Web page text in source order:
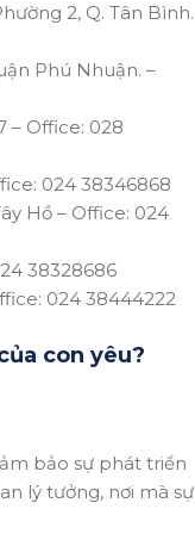
2, Q. Tân Bình.
Phú Nhuận. –
– Office: 028
024 38346868
Hồ – Office: 024
38328686
024 38444222
con yêu?
bảo sự phát triển
lý tưởng, nơi mà sự